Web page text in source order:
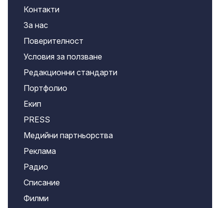
Контакти
За нас
Поверителност
Условия за ползване
Редакционни стандарти
Портфолио
Екип
PRESS
Медийни партньорства
Реклама
Радио
Списание
Филми